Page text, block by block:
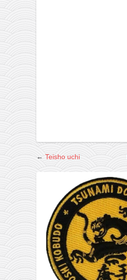
termini treninga
moja priča
fotke
← Teisho uchi